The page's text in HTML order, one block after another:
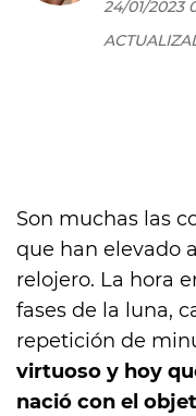
estilo de
stand'.
24/01/2023
Son muchas las
que han elevado
relojero. La hora
fases de la luna,
repetición de
virtuoso y hoy
nació con el